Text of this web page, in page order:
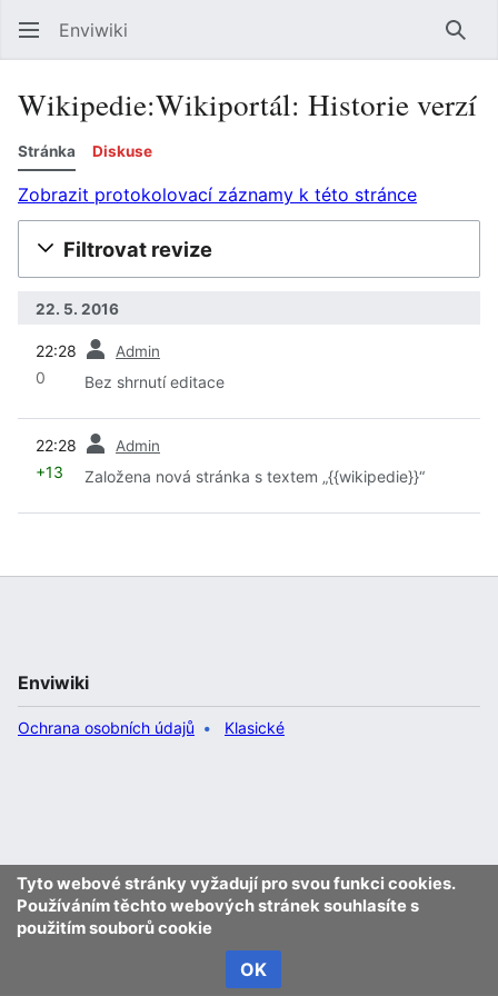
Enviwiki
Wikipedie:Wikiportál: Historie verzí
Stránka Diskuse
Zobrazit protokolovací záznamy k této stránce
Filtrovat revize
22. 5. 2016
22:28 Admin
0 Bez shrnutí editace
22:28 Admin
+13 Založena nová stránka s textem „{{wikipedie}}“
Tyto webové stránky vyžadují pro svou funkci cookies.
Používáním těchto webových stránek souhlasíte s
použitím souborů cookie
OK
Enviwiki
Ochrana osobních údajů Klasické